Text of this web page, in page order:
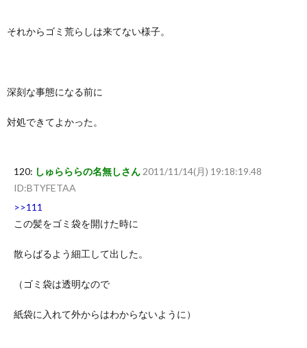
それからゴミ荒らしは来てない様子。
深刻な事態になる前に
対処できてよかった。
120: しゅらららの名無しさん 2011/11/14(月) 19:18:19.48
ID:BTYFETAA
>>111
この髪をゴミ袋を開けた時に
散らばるよう細工して出した。
（ゴミ袋は透明なので
紙袋に入れて外からはわからないように）